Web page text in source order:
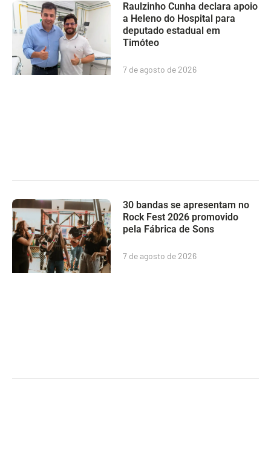
Raulzinho Cunha declara apoio
a Heleno do Hospital para
deputado estadual em
Timóteo
7 de agosto de 2026
30 bandas se apresentam no
Rock Fest 2026 promovido
pela Fábrica de Sons
7 de agosto de 2026